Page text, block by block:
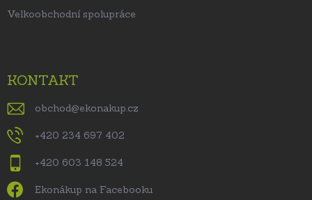
Velkoobchodní spolupráce
KONTAKT
obchod@ekonakup.cz
+420 234 697 402
+420 603 148 524
Ekonákup na Facebooku